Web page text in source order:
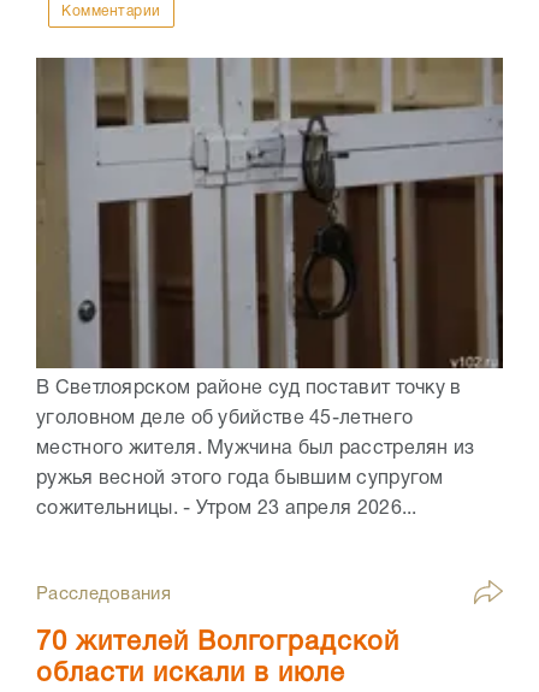
Комментарии
В Светлоярском районе суд поставит точку в
уголовном деле об убийстве 45-летнего
местного жителя. Мужчина был расстрелян из
ружья весной этого года бывшим супругом
сожительницы. - Утром 23 апреля 2026...
Расследования
70 жителей Волгоградской
области искали в июле